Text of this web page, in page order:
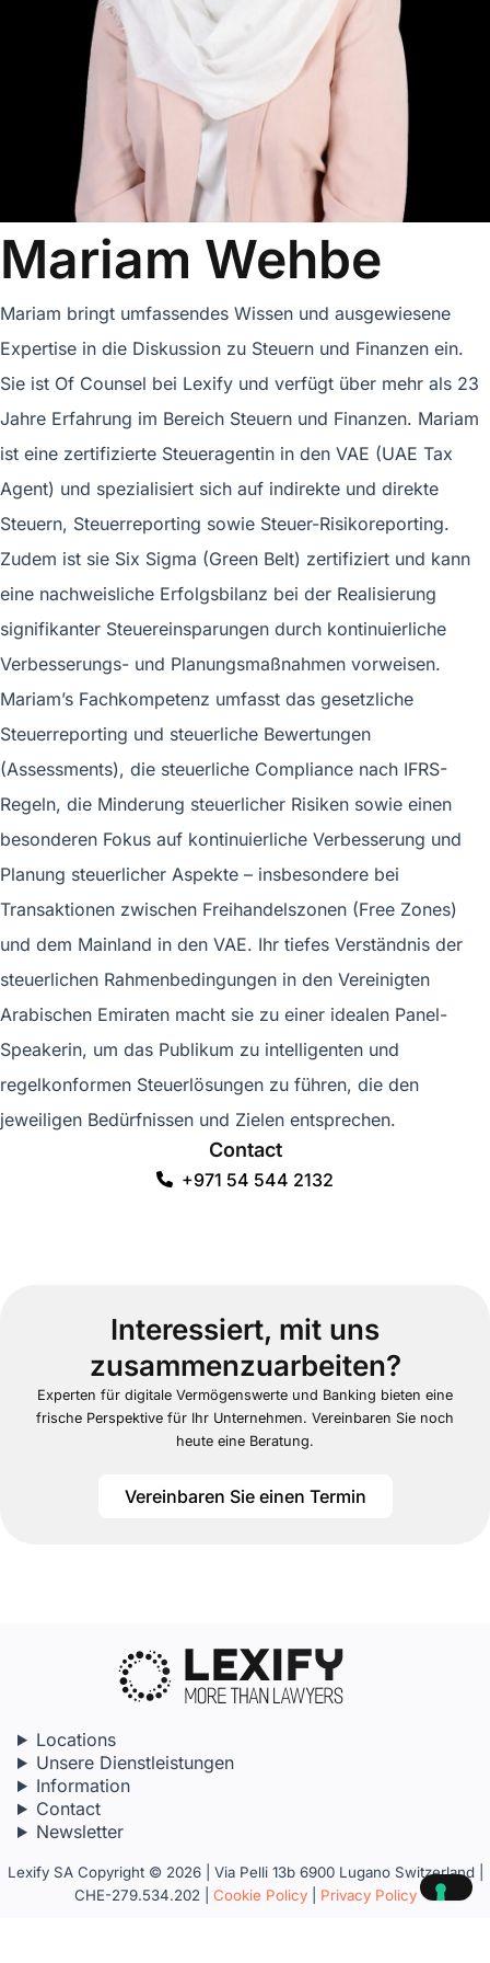
Mariam Wehbe
Mariam bringt umfassendes Wissen und ausgewiesene
Expertise in die Diskussion zu Steuern und Finanzen ein.
Sie ist Of Counsel bei Lexify und verfügt über mehr als 23
Jahre Erfahrung im Bereich Steuern und Finanzen. Mariam
ist eine zertifizierte Steueragentin in den VAE (UAE Tax
Agent) und spezialisiert sich auf indirekte und direkte
Steuern, Steuerreporting sowie Steuer-Risikoreporting.
Zudem ist sie Six Sigma (Green Belt) zertifiziert und kann
eine nachweisliche Erfolgsbilanz bei der Realisierung
signifikanter Steuereinsparungen durch kontinuierliche
Verbesserungs- und Planungsmaßnahmen vorweisen.
Mariam’s Fachkompetenz umfasst das gesetzliche
Steuerreporting und steuerliche Bewertungen
(Assessments), die steuerliche Compliance nach IFRS-
Regeln, die Minderung steuerlicher Risiken sowie einen
besonderen Fokus auf kontinuierliche Verbesserung und
Planung steuerlicher Aspekte – insbesondere bei
Transaktionen zwischen Freihandelszonen (Free Zones)
und dem Mainland in den VAE. Ihr tiefes Verständnis der
steuerlichen Rahmenbedingungen in den Vereinigten
Arabischen Emiraten macht sie zu einer idealen Panel-
Speakerin, um das Publikum zu intelligenten und
regelkonformen Steuerlösungen zu führen, die den
jeweiligen Bedürfnissen und Zielen entsprechen.
Contact
+971 54 544 2132
Interessiert, mit uns
zusammenzuarbeiten?
Experten für digitale Vermögenswerte und Banking bieten eine
frische Perspektive für Ihr Unternehmen. Vereinbaren Sie noch
heute eine Beratung.
Vereinbaren Sie einen Termin
Locations
Unsere Dienstleistungen
Information
Contact
Newsletter
Lexify SA Copyright © 2026 | Via Pelli 13b 6900 Lugano Switzerland |
CHE-279.534.202 | Cookie Policy| Privacy Policy